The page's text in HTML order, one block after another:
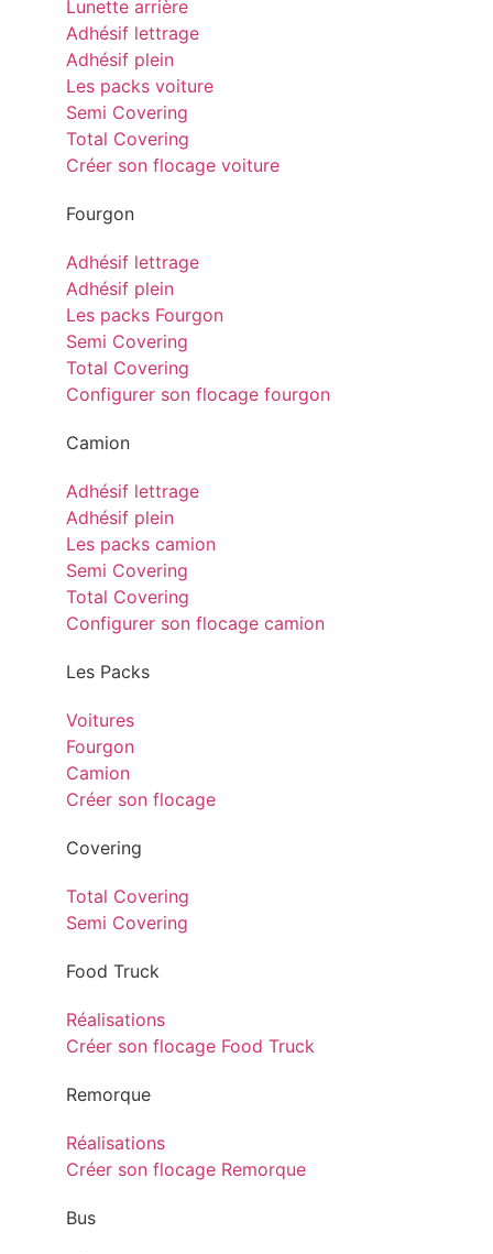
Lunette arrière
Adhésif lettrage
Adhésif plein
Les packs voiture
Semi Covering
Total Covering
Créer son flocage voiture
Fourgon
Adhésif lettrage
Adhésif plein
Les packs Fourgon
Semi Covering
Total Covering
Configurer son flocage fourgon
Camion
Adhésif lettrage
Adhésif plein
Les packs camion
Semi Covering
Total Covering
Configurer son flocage camion
Les Packs
Voitures
Fourgon
Camion
Créer son flocage
Covering
Total Covering
Semi Covering
Food Truck
Réalisations
Créer son flocage Food Truck
Remorque
Réalisations
Créer son flocage Remorque
Bus